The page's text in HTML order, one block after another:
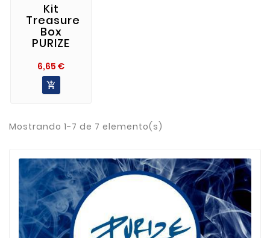
Kit
Treasure
Box
PURIZE
6,65 €Precio

Mostrando 1-7 de 7 elemento(s)